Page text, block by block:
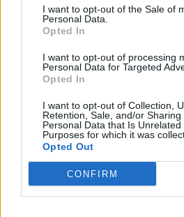
I want to opt-out of the Sale of
Personal Data.
Opted In
I want to opt-out of processing
Personal Data for Targeted
Opted In
I want to opt-out of Collection,
Retention, Sale, and/or Sharing
Personal Data that Is Unrelated
Purposes for which it was
Opted Out
CONFIRM
munkáltatóknak február 2-áig kell
munkavállalóiknak az előző évi
magánszemélynek készít szja-
március közepétől lesznek